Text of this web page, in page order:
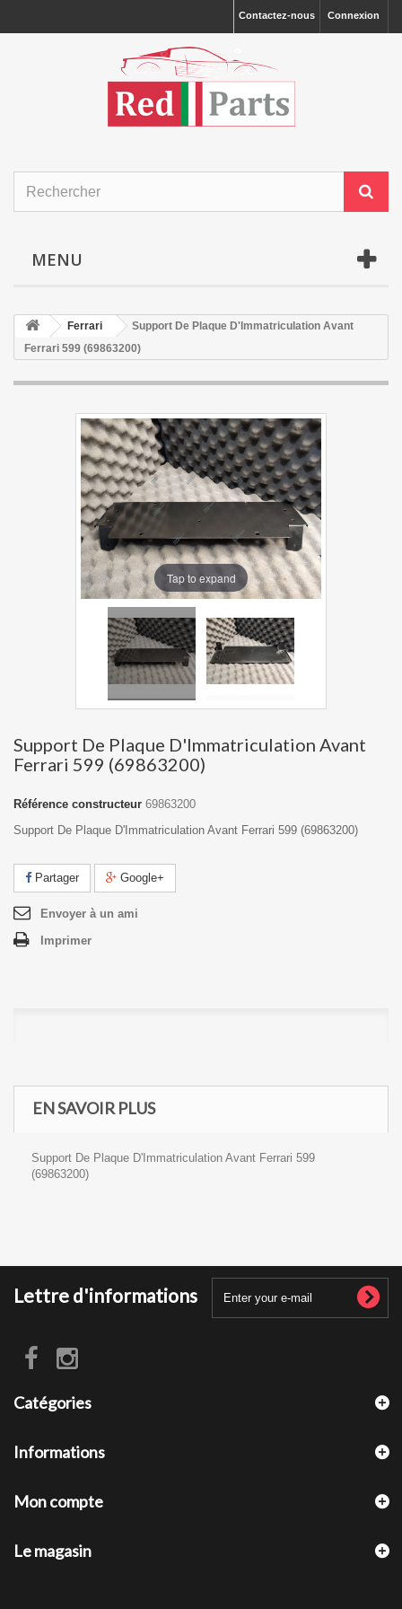
Connexion
Contactez-nous
MENU
Ferrari
Support De Plaque D'Immatriculation Avant
Ferrari 599 (69863200)
Tap to expand
Support De Plaque D'Immatriculation Avant
Ferrari 599 (69863200)
Référence constructeur 69863200
Support De Plaque D'Immatriculation Avant Ferrari 599 (69863200)
Partager Google+
Envoyer à un ami
Imprimer
EN SAVOIR PLUS
Support De Plaque D'Immatriculation Avant Ferrari 599
(69863200)
Lettre d'informations
Catégories
Informations
Mon compte
Le magasin